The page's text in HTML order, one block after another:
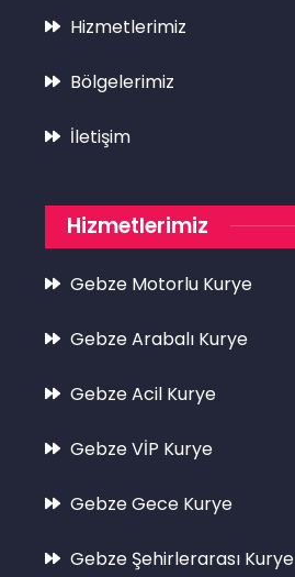
Hizmetlerimiz
Bölgelerimiz
İletişim
Hizmetlerimiz
Gebze Motorlu Kurye
Gebze Arabalı Kurye
Gebze Acil Kurye
Gebze VİP Kurye
Gebze Gece Kurye
Gebze Şehirlerarası Kurye